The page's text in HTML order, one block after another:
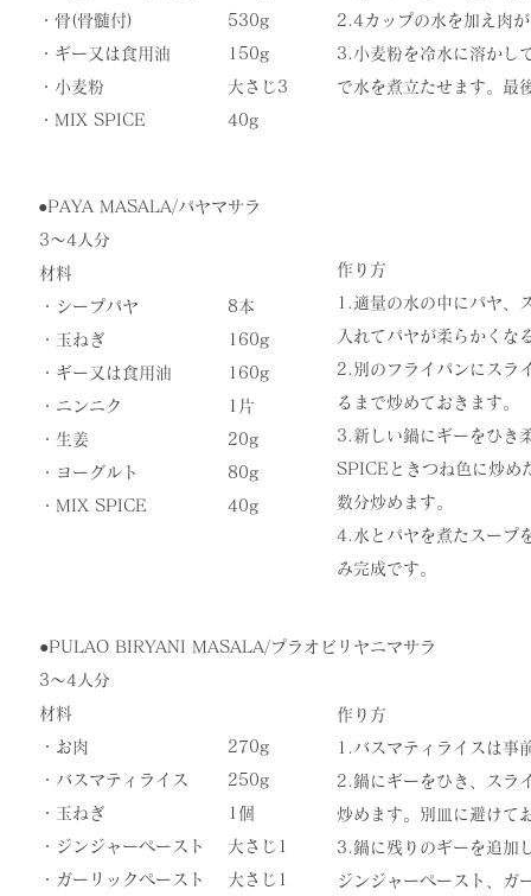
・骨(骨髄付)
・ギー又は食用油
・小麦粉
​・MIX SPICE
530g
150g
大さじ3
​40g
2.4カップの水を加え肉
3.小麦粉を冷水に溶かし
で水を煮立たせます。最
●PAYA MASALA/パヤマサラ
3〜4人分
材料
・シープパヤ
・玉ねぎ
・ギー又は食用油
・ニンニク
・生姜
・ヨーグルト
​・MIX SPICE
8本
160g
160g
1片
20g
80g
​40g
作り方
​1.適量の水の中にパヤ、
入れてパヤが柔らかくな
2.別のフライパンにスラ
るまで炒めておきます。
3.新しい鍋にギーをひき
SPICEときつね色に炒め
数分炒めます。
4.水とパヤを煮たスープ
み完成です。
●PULAO BIRYANI MASALA/プラオビリヤニマサラ
3〜4人分
材料
・お肉
・バスマティライス
・玉ねぎ
・ジンジャーペースト
・ガーリックペースト
270g
250g
1個
大さじ1
大さじ1
作り方
​1.バスマティライスは事
2.鍋にギーをひき、スラ
炒めます。別皿に避けて
3.鍋に残りのギーを追加
ジンジャーペースト、ガ